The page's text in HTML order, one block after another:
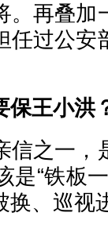
。再叠加
任过公安
保王小洪
信之一，
是“铁板
换、巡